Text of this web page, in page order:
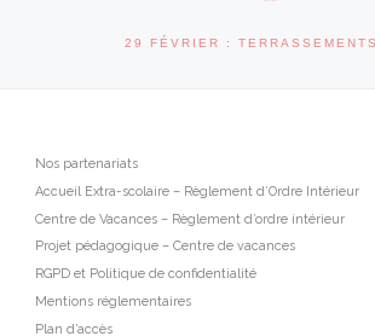
29 FÉVRIER :
Nos partenariats
Accueil Extra-scolaire – Règlement d’Ordre Intérieur
Centre de Vacances – Règlement d’ordre intérieur
Projet pédagogique – Centre de vacances
RGPD et Politique de confidentialité
Mentions réglementaires
Plan d’accès